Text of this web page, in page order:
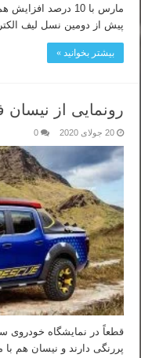
مارس با 10 درصد
پیش از دومین نسل لیف
بیشتر بخوانید »
رونمایی از نیسان
20 جولای 2020 0
پررنگی دارند و نیسان هم